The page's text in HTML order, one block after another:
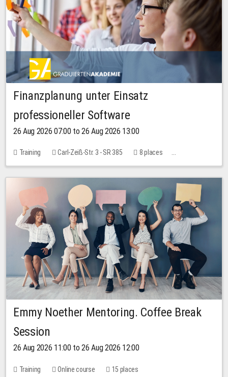
Finanzplanung unter Einsatz
professioneller Software
26 Aug 2026 07:00 to 26 Aug 2026 13:00
Training Carl-Zeiß-Str. 3 - SR 385
8 places
20.00 EUR
Emmy Noether Mentoring. Coffee Break
Session
26 Aug 2026 11:00 to 26 Aug 2026 12:00
Training Online course 15 places